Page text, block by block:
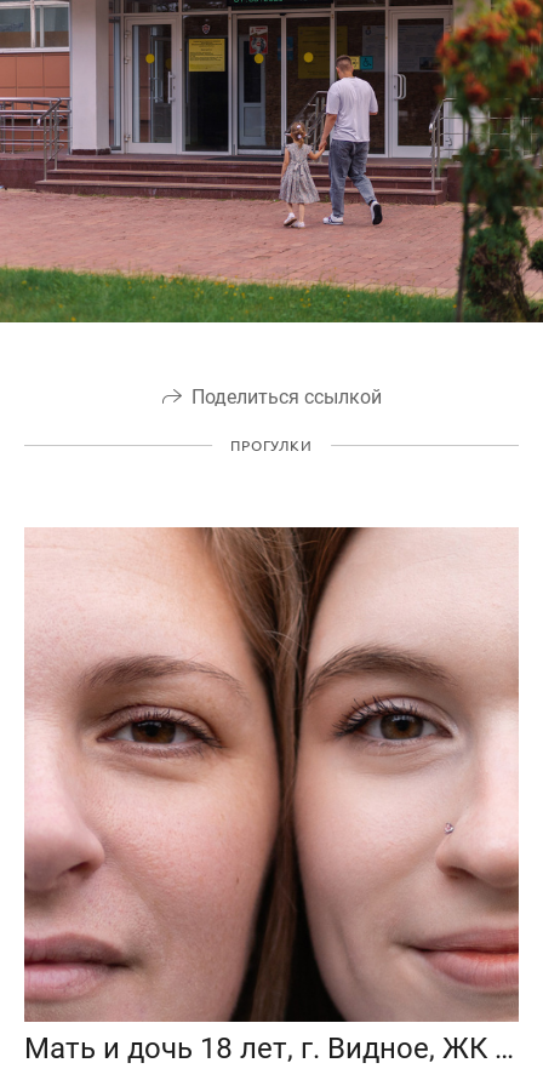
Поделиться ссылкой
ПРОГУЛКИ
Мать и дочь 18 лет, г. Видное, ЖК Видный берег